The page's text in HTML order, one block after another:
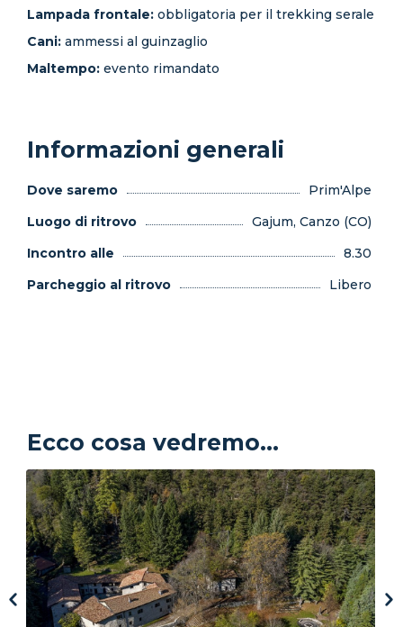
Lampada frontale: obbligatoria per il trekking serale
Cani: ammessi al guinzaglio
Maltempo: evento rimandato
Informazioni generali
Dove saremo
Prim'Alpe
Luogo di ritrovo
Gajum, Canzo (CO)
Incontro alle
8.30
Parcheggio al ritrovo
Libero
Ecco cosa vedremo...